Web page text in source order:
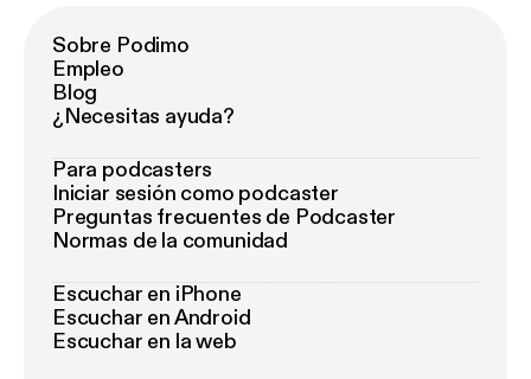
Sobre Podimo
Empleo
Blog
¿Necesitas ayuda?
Para podcasters
Iniciar sesión como podcaster
Preguntas frecuentes de Podcaster
Normas de la comunidad
Escuchar en iPhone
Escuchar en Android
Escuchar en la web